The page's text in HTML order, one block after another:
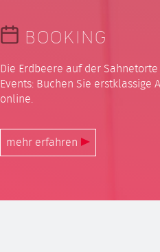
BOOKING
Die Erdbeere auf der
Events: Buchen Sie erstklassige
online.
mehr erfahren